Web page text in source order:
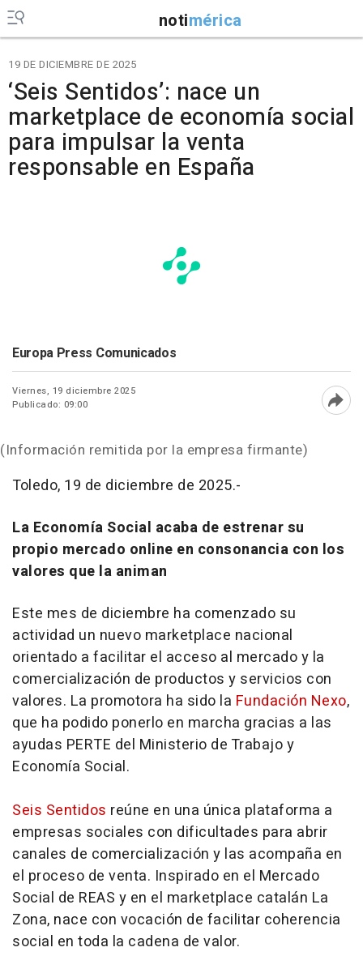
notimérica
19 DE DICIEMBRE DE 2025
‘Seis Sentidos’: nace un
marketplace de economía social
para impulsar la venta
responsable en España
Europa Press Comunicados
Viernes, 19 diciembre 2025
Publicado: 09:00
(Información remitida por la empresa firmante)
Toledo, 19 de diciembre de 2025.-
La Economía Social acaba de estrenar su
propio mercado online en consonancia con los
valores que la animan
Este mes de diciembre ha comenzado su
actividad un nuevo marketplace nacional
orientado a facilitar el acceso al mercado y la
comercialización de productos y servicios con
valores. La promotora ha sido la Fundación Nexo,
que ha podido ponerlo en marcha gracias a las
ayudas PERTE del Ministerio de Trabajo y
Economía Social.
Seis Sentidos reúne en una única plataforma a
empresas sociales con dificultades para abrir
canales de comercialización y las acompaña en
el proceso de venta. Inspirado en el Mercado
Social de REAS y en el marketplace catalán La
Zona, nace con vocación de facilitar coherencia
social en toda la cadena de valor.